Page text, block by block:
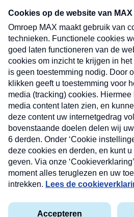
nieuwsbrief. Elke vrijdag- en
uw mailbox.
Privacyverklaring
Nieuwsbrief
Neem hier een gratis
nieuwsbrief. Elke vrijdag- en